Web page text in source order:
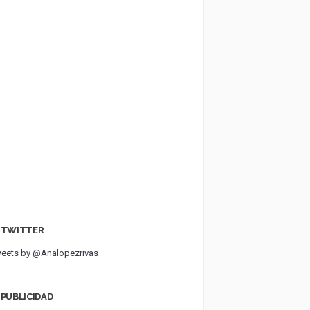
TWITTER
by @Analopezrivas
PUBLICIDAD